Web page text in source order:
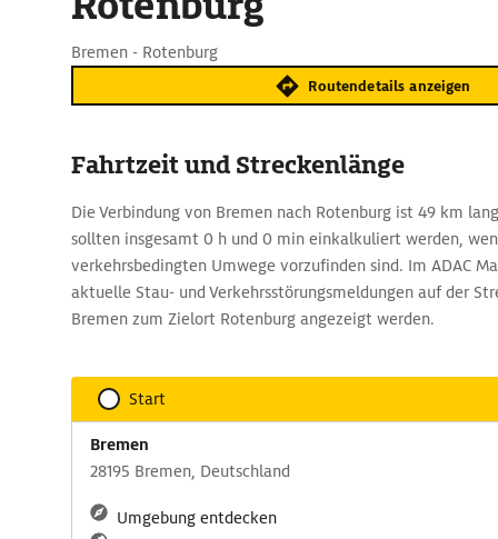
Bremen - Rotenburg
Routendetails anzeigen
Fahrtzeit und Streckenlänge
Die Verbindung von Bremen nach Rotenburg ist 49 km
sollten insgesamt 0 h und 0 min einkalkuliert werden,
verkehrsbedingten Umwege vorzufinden sind. Im ADAC
aktuelle Stau- und Verkehrsstörungsmeldungen auf der
Bremen zum Zielort Rotenburg angezeigt werden.
Start
Bremen
28195 Bremen, Deutschland
Umgebung entdecken